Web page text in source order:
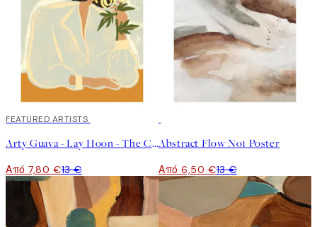
40%*
FEATURED ARTISTS
Arty Guava - Lay Hoon - The Chrysanthemum Poster
Από 7,80 €13 €
Abstract Flow No1 Poster
Από 6,50 €13 €